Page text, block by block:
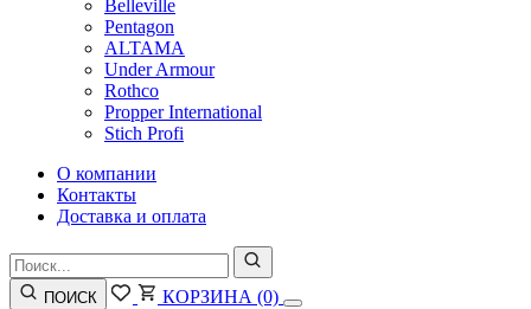
Belleville
Pentagon
ALTAMA
Under Armour
Rothco
Propper International
Stich Profi
О компании
Контакты
Доставка и оплата
ПОИСК КОРЗИНА (0)